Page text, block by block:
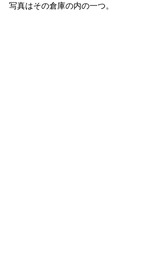
写真はその倉庫の内の一つ。